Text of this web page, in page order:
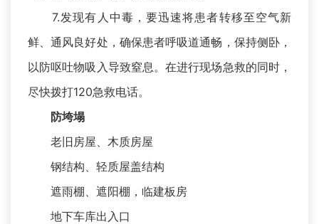
7.发现有人中毒，要迅速将患者转移至空气新
鲜、通风良好处，确保患者呼吸道通畅，保持侧卧，
以防呕吐物吸入导致窒息。在进行现场急救的同时，
尽快拨打120急救电话。
防垮塌
老旧房屋、木质房屋
钢结构、轻质屋盖结构
遮雨棚、遮阳棚，临建板房
地下车库出入口